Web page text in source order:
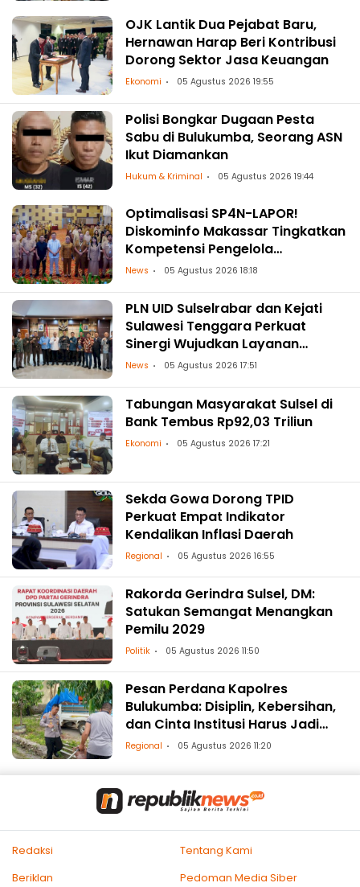
OJK Lantik Dua Pejabat Baru,
Hernawan Harap Beri Kontribusi
Dorong Sektor Jasa Keuangan
Ekonomi 05 Agustus 2026 19:55
Polisi Bongkar Dugaan Pesta
Sabu di Bulukumba, Seorang ASN
Ikut Diamankan
Hukum & Kriminal 05 Agustus 2026 19:44
Optimalisasi SP4N-LAPOR!
Diskominfo Makassar Tingkatkan
Kompetensi Pengelola
Pengaduan OPD
News 05 Agustus 2026 18:18
PLN UID Sulselrabar dan Kejati
Sulawesi Tenggara Perkuat
Sinergi Wujudkan Layanan
Kelistrikan Andal dengan
Hukum
News 05 Agustus 2026 17:51
Tabungan Masyarakat Sulsel di
Bank Tembus Rp92,03 Triliun
Ekonomi 05 Agustus 2026 17:21
Sekda Gowa Dorong TPID
Perkuat Empat Indikator
Kendalikan Inflasi Daerah
Regional 05 Agustus 2026 16:55
Rakorda Gerindra Sulsel, DM:
Satukan Semangat Menangkan
Pemilu 2029
Politik 05 Agustus 2026 11:50
Pesan Perdana Kapolres
Bulukumba: Disiplin, Kebersihan,
dan Cinta Institusi Harus Jadi
Budaya
Regional 05 Agustus 2026 11:20
Redaksi
Tentang Kami
Beriklan
Pedoman Media Siber